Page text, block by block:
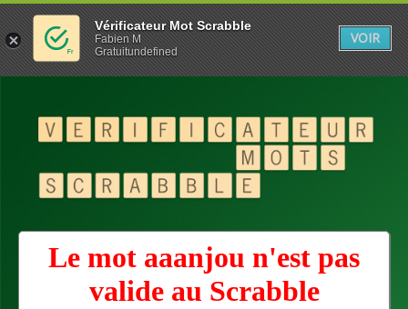
Le mot aaanjou n'est pas
valide au Scrabble
Vérificateur Mot Scrabble
Fabien M
Gratuitundefined
VOIR